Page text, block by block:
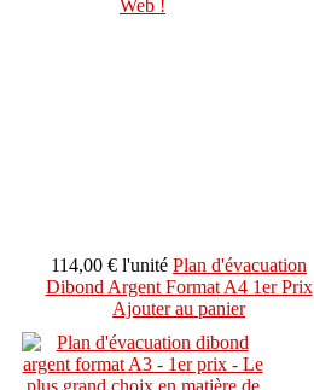
114,00 € l'unité Plan d'évacuation
Dibond Argent Format A4 1er Prix
Ajouter au panier